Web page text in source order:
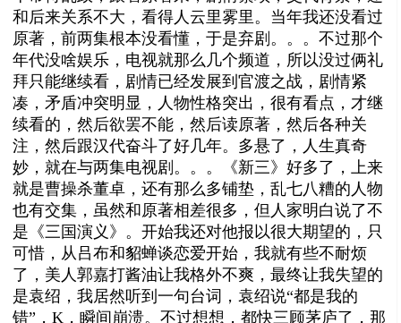
和后来关系不大，看得人云里雾里。当年我还没看过
原著，前两集根本没看懂，于是弃剧。。。不过那个
年代没啥娱乐，电视就那么几个频道，所以没过俩礼
拜只能继续看，剧情已经发展到官渡之战，剧情紧
凑，矛盾冲突明显，人物性格突出，很有看点，才继
续看的，然后欲罢不能，然后读原著，然后各种关
注，然后跟汉代奋斗了好几年。多悬了，人生真奇
妙，就在与两集电视剧。。。《新三》好多了，上来
就是曹操杀董卓，还有那么多铺垫，乱七八糟的人物
也有交集，虽然和原著相差很多，但人家明白说了不
是《三国演义》。开始我还对他报以很大期望的，只
可惜，从吕布和貂蝉谈恋爱开始，我就有些不耐烦
了，美人郭嘉打酱油让我格外不爽，最终让我失望的
是袁绍，我居然听到一句台词，袁绍说“都是我的
错”，K，瞬间崩溃。不过想想，都快三顾茅庐了，那